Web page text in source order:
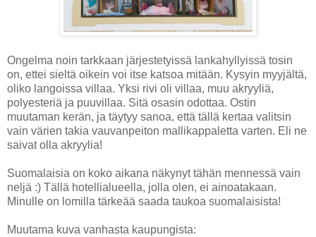
Ongelma noin tarkkaan järjestetyissä lankahyllyissä tosin
on, ettei sieltä oikein voi itse katsoa mitään. Kysyin myyjältä,
oliko langoissa villaa. Yksi rivi oli villaa, muu akryyliä,
polyesteriä ja puuvillaa. Sitä osasin odottaa. Ostin
muutaman kerän, ja täytyy sanoa, että tällä kertaa valitsin
vain värien takia vauvanpeiton mallikappaletta varten. Eli ne
saivat olla akryylia!
Suomalaisia on koko aikana näkynyt tähän mennessä vain
neljä :) Tällä hotellialueella, jolla olen, ei ainoatakaan.
Minulle on lomilla tärkeää saada taukoa suomalaisista!
Muutama kuva vanhasta kaupungista: